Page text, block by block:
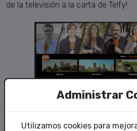
Administrar
Utilizamos cookies para
de la televisión a la carta de Telfy!